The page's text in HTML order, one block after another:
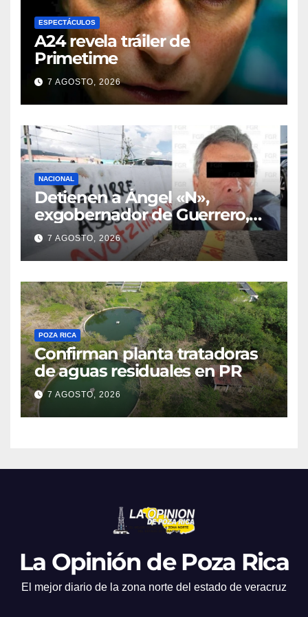
ESPECTÁCULOS
A24 revela tráiler de
Primetime
7 AGOSTO, 2026
NACIONAL
Detienen a Ángel «N»,
exgobernador de Guerrero,
por el caso Ayotzinapa
7 AGOSTO, 2026
POZA RICA
Confirman planta tratadoras
de aguas residuales en PR
7 AGOSTO, 2026
La Opinión de Poza Rica
El mejor diario de la zona norte del estado de veracruz